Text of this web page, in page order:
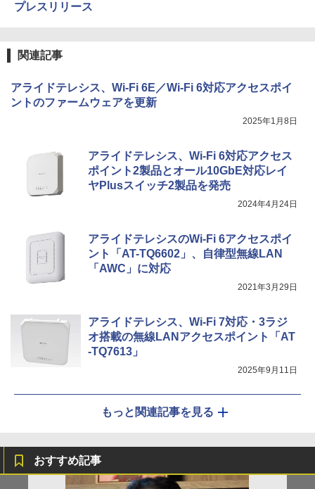
プレスリリース
関連記事
アライドテレシス、Wi-Fi 6E／Wi-Fi 6対応アクセスポイ
ントのファームウェアを更新
2025年1月8日
アライドテレシス、Wi-Fi 6対応アクセス
ポイント2製品とオール10GbE対応レイ
ヤPlusスイッチ2製品を発売
2024年4月24日
アライドテレシスのWi-Fi 6アクセスポイ
ント「AT-TQ6602」、自律型無線LAN
「AWC」に対応
2021年3月29日
アライドテレシス、Wi-Fi 7対応・3ラジ
オ搭載の無線LANアクセスポイント「AT
-TQ7613」
2025年9月11日
もっと関連記事を見る
おすすめ記事